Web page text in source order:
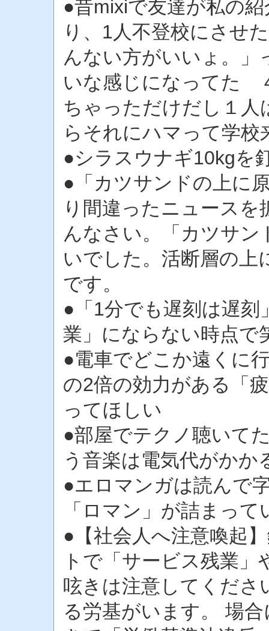
●昔mixiで友達が私の
り、1人不登校にさせ
んない方がいいょ。」
いな感じになってた
ちゃっただけだし１
らそれにハマって学
●シラスウナギ10kgを
●「カツサンドの上に
り間違ったニュース
んなさい。「カツサン
いでした。活断層の上
です。
●「1分でも遅刻は遅
業」にならない時点で
●電車でどこか遠くに
の2倍の効力がある「
ってほしい
●部屋でテクノ聴いて
う音楽は電気代がか
●エロマンガは読んで
「ロマン」が詰まって
●【社会人へ注意喚起
トで「サービス残業
呟きは注意してくださ
る労基がいます。 場